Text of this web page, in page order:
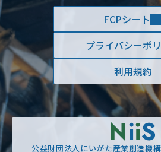
FCPシート
プライバシーポ
利用規約
公益財団法人にいがた産業創造機構